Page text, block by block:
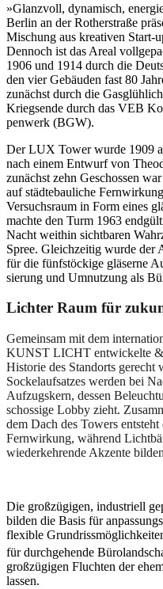
»Glanzvoll, dynamisch,
Berlin an der Rother­straße
Mischung aus kreativen Start-
Dennoch ist das Areal
1906 und 1914 durch die
den vier Gebäuden fast 80
zunächst durch die
Kriegsende durch das VEB
penwerk (BGW).
Der LUX Tower wurde 1909
nach einem Entwurf von
zunächst zehn Geschossen
auf städte­bau­liche
Versuchsraum in Form eines
machte den Turm 1963
Nacht weithin sicht­baren
Spree. Gleich­zeitig wurde der
für die fünfstö­ckige gläserne
sierung und Umnutzung als
Lichter Raum für
Gemeinsam mit dem
KUNST LICHT entwi­ckelte
Historie des Standorts gerecht
Sockel­auf­satzes werden bei
Aufzugskern, dessen
schossige Lobby zieht.
dem Dach des Towers
Fernwirkung, während
wieder­keh­rende Akzente
Die großzü­gigen, indus­triell
bilden die Basis für
flexible
für durch­ge­hende
großzü­gigen Fluchten der
lassen.